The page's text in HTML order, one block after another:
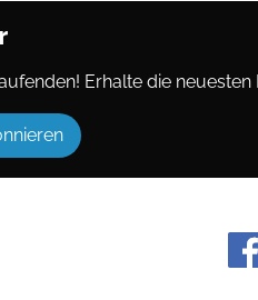
Erhalte die neuesten